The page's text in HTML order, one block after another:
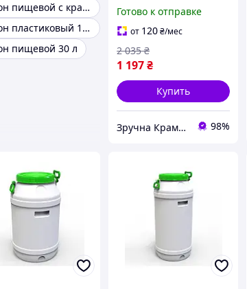
Бидон пищевой с краном
Бидон пластиковый 10 л
пищевой 30 л
продуктов белый с
синей крышкой MK-
18917
Готово к отправке
от 120₴/мес
1 197₴
2 035 ₴
Купить
Зручна Крамниця 98%